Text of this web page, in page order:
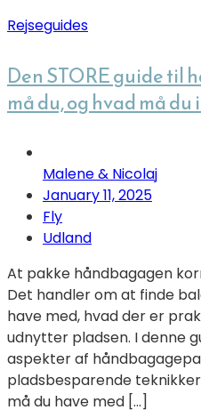
Rejseguides
Den STORE guide til
må du, og hvad må du
Malene & Nicolaj
January 11, 2025
Fly
Udland
At pakke håndbagagen
Det handler om at finde
have med, hvad der er
udnytter pladsen. I denne
aspekter af
pladsbesparende
må du have med […]